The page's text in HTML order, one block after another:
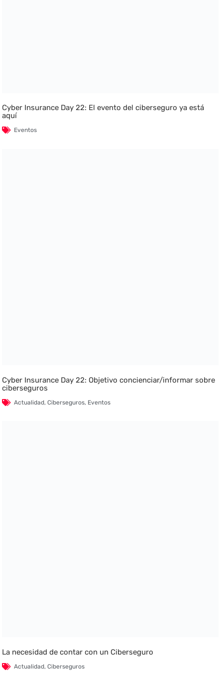
Cyber Insurance Day 22: El evento del ciberseguro ya está
aquí
Eventos
Cyber Insurance Day 22: Objetivo concienciar/informar sobre
ciberseguros
Actualidad,Ciberseguros, Eventos
La necesidad de contar con un Ciberseguro
Actualidad,Ciberseguros